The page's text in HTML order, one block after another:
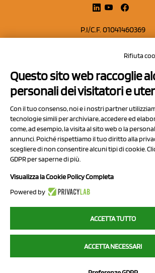
P.I/C.F. 01041460369
Capitale sociale Euro
Contatti
Privacy Policy
Cookie Policy
Chi Siamo
2023 NCX Drahorad srl - All
myfruit.it è parte del network di
NCX Drahorad - Via Provinciale Vignola-
Rifiuta
Questo sito web raccoglie
personali dei visitatori e
Con il tuo consenso, noi e i nostri partner
tecnologie simili per archiviare, accedere ed
come, ad esempio, la visita al sito web o la
annunci. Poiché rispettiamo il tuo diritto alla
scegliere di non consentire alcuni tipi di cookie.
GDPR per saperne di più.
Visualizza la Cookie Policy Completa
Powered by
ACCETTA TUTTO
ACCETTA NECESSARI